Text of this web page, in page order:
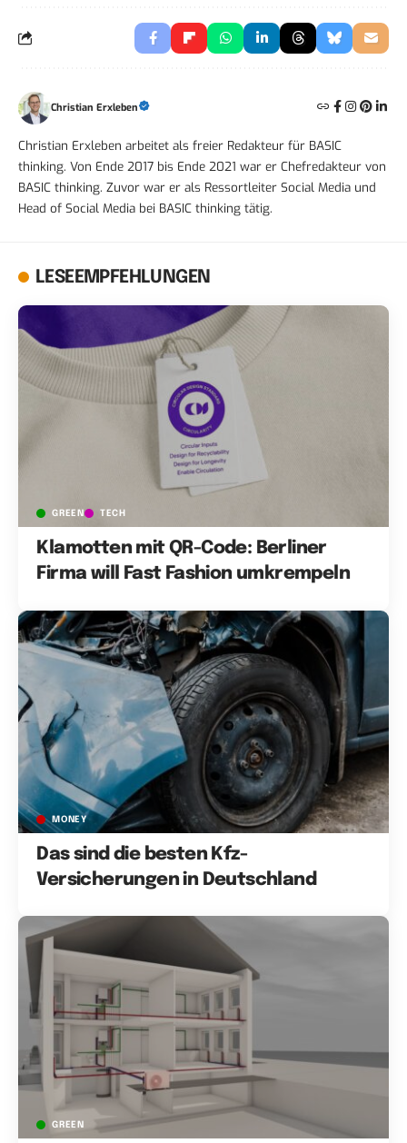
Christian Erxleben
Christian Erxleben arbeitet als freier Redakteur für BASIC
thinking. Von Ende 2017 bis Ende 2021 war er Chefredakteur von
BASIC thinking. Zuvor war er als Ressortleiter Social Media und
Head of Social Media bei BASIC thinking tätig.
LESEEMPFEHLUNGEN
GREEN TECH
Klamotten mit QR-Code: Berliner
Firma will Fast Fashion umkrempeln
MONEY
Das sind die besten Kfz-
Versicherungen in Deutschland
GREEN